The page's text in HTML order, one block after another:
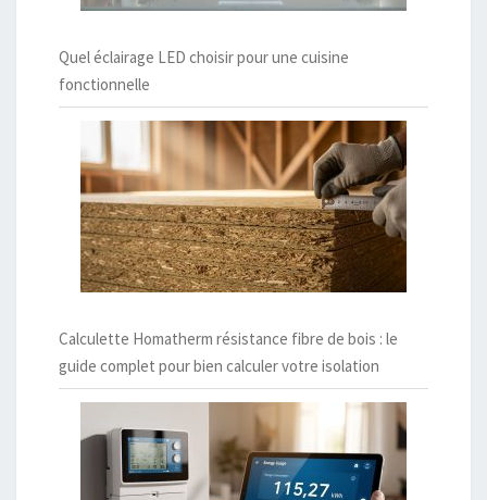
Quel éclairage LED choisir pour une cuisine
fonctionnelle
Calculette Homatherm résistance fibre de bois : le
guide complet pour bien calculer votre isolation